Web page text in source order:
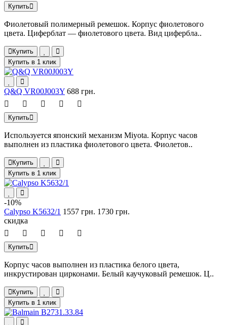
Купить
Фиолетовый полимерный ремешок. Корпус фиолетового
цвета. Циферблат — фиолетового цвета. Вид цифербла..
Купить
Купить в 1 клик
Q&Q VR00J003Y 688 грн.
Купить
Используется японский механизм Miyota. Корпус часов
выполнен из пластика фиолетового цвета. Фиолетов..
Купить
Купить в 1 клик
-10%
Calypso K5632/1 1557 грн. 1730 грн.
скидка
Купить
Корпус часов выполнен из пластика белого цвета,
инкрустирован цирконами. Белый каучуковый ремешок. Ц..
Купить
Купить в 1 клик